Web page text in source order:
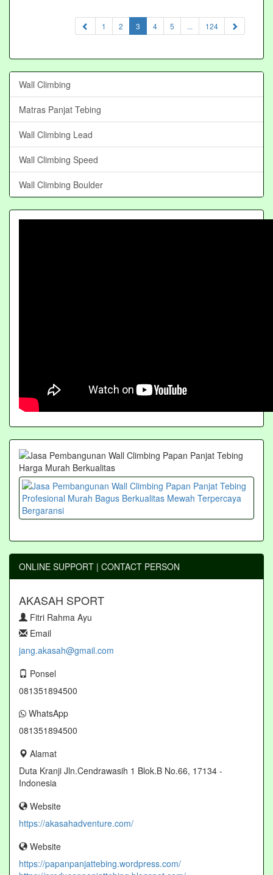
1 2 3 (current)
4 5 ... 124
Wall Climbing
Matras Panjat Tebing
Wall Climbing Lead
Wall Climbing Speed
Wall Climbing Boulder
ONLINE SUPPORT | CONTACT PERSON
AKASAH SPORT
Fitri Rahma Ayu
Email
jang.akasah@gmail.com
Ponsel
081351894500
WhatsApp
081351894500
Alamat
Duta Kranji Jln.Cendrawasih 1 Blok.B No.66, 17134 -
Indonesia
Website
https://akasahadventure.com/
Website
https://papanpanjattebing.wordpress.com/